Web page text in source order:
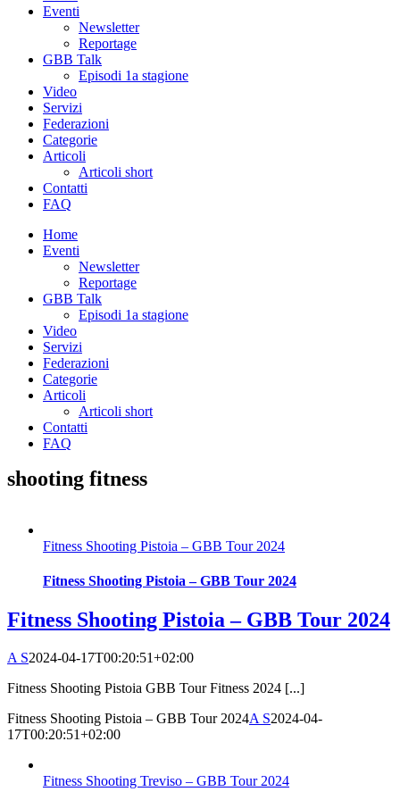
Eventi
Newsletter
Reportage
GBB Talk
Episodi 1a stagione
Video
Servizi
Federazioni
Categorie
Articoli
Articoli short
Contatti
FAQ
Home
Eventi
Newsletter
Reportage
GBB Talk
Episodi 1a stagione
Video
Servizi
Federazioni
Categorie
Articoli
Articoli short
Contatti
FAQ
shooting fitness
Fitness Shooting Pistoia – GBB Tour 2024
Fitness Shooting Pistoia – GBB Tour 2024
Fitness Shooting Pistoia – GBB Tour 2024
A S2024-04-17T00:20:51+02:00
Fitness Shooting Pistoia GBB Tour Fitness 2024 [...]
Fitness Shooting Pistoia – GBB Tour 2024A S2024-04-
17T00:20:51+02:00
Fitness Shooting Treviso – GBB Tour 2024